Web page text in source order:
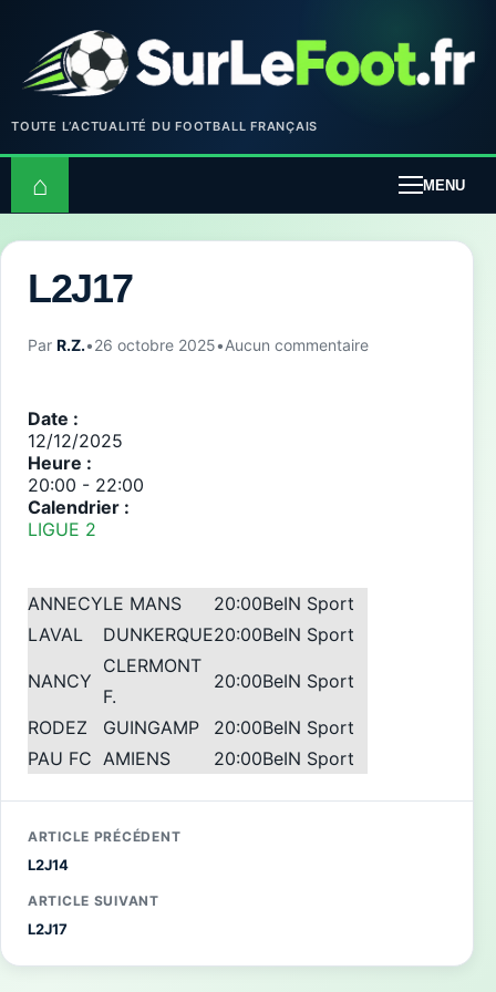
TOUTE L’ACTUALITÉ DU FOOTBALL FRANÇAIS
⌂ MENU
L2J17
Par R.Z.•26 octobre 2025•Aucun commentaire
Date :
12/12/2025
Heure :
20:00 - 22:00
Calendrier :
LIGUE 2
ANNECYLE MANS 20:00BeIN Sport
LAVAL
DUNKERQUE20:00BeIN Sport
NANCY
CLERMONT
F.
20:00BeIN Sport
RODEZ GUINGAMP 20:00BeIN Sport
PAU FC AMIENS 20:00BeIN Sport
ARTICLE PRÉCÉDENT
L2J14
ARTICLE SUIVANT
L2J17